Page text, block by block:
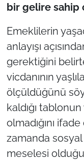
bir gelire sahip
Emeklilerin
anlayışı
gerektiğini
vicdanının
ölçüldüğünü
kaldığı
olmadığını
zamanda
meselesi